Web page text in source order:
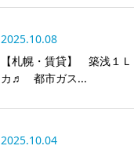
2025.10.08
【札幌・賃貸】 築浅１
カ♬ 都市ガス...
2025.10.04